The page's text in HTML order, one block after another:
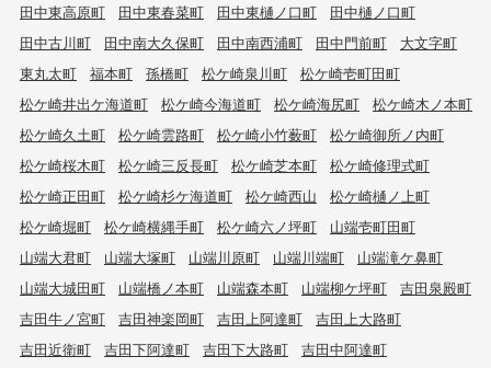
田中東高原町
田中東春菜町 田中東樋ノ口町
田中樋ノ口町
田中古川町
田中南大久保町 田中南西浦町 田中門前町
大文字町
東丸太町
福本町 孫橋町 松ケ崎泉川町
松ケ崎壱町田町
松ケ崎井出ケ海道町
松ケ崎今海道町 松ケ崎海尻町
松ケ崎木ノ本町
松ケ崎久土町
松ケ崎雲路町 松ケ崎小竹薮町
松ケ崎御所ノ内町
松ケ崎桜木町
松ケ崎三反長町 松ケ崎芝本町
松ケ崎修理式町
松ケ崎正田町
松ケ崎杉ケ海道町 松ケ崎西山
松ケ崎樋ノ上町
松ケ崎堀町
松ケ崎横縄手町 松ケ崎六ノ坪町
山端壱町田町
山端大君町
山端大塚町 山端川原町 山端川端町
山端滝ケ鼻町
山端大城田町
山端橋ノ本町 山端森本町 山端柳ケ坪町
吉田泉殿町
吉田牛ノ宮町
吉田神楽岡町 吉田上阿達町
吉田上大路町
吉田近衛町
吉田下阿達町 吉田下大路町
吉田中阿達町